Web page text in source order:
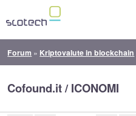
Forum » Kriptovalute in blockchain
Cofound.it / ICONOMI